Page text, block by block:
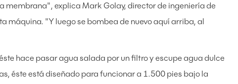
explica Mark Golay, director de ingeniería de
máquina. "Y luego se bombea de nuevo aquí arriba, al
hace pasar agua salada por un filtro y escupe agua dulce
éste está diseñado para funcionar a 1.500 pies bajo la